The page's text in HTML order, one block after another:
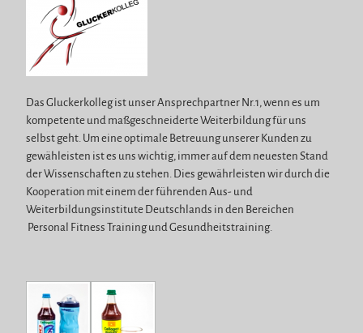
Das Gluckerkolleg ist unser Ansprechpartner Nr.1, wenn es um
kompetente und maßgeschneiderte Weiterbildung für uns
selbst geht. Um eine optimale Betreuung unserer Kunden zu
gewähleisten ist es uns wichtig, immer auf dem neuesten Stand
der Wissenschaften zu stehen. Dies gewährleisten wir durch die
Kooperation mit einem der führenden Aus- und
Weiterbildungsinstitute Deutschlands in den Bereichen
Personal Fitness Training und Gesundheitstraining.